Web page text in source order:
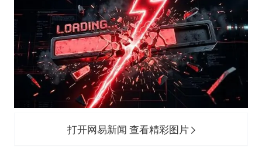
多个明星演唱会取消
上海轮渡全线停航
打开网易新闻 查看精彩图片